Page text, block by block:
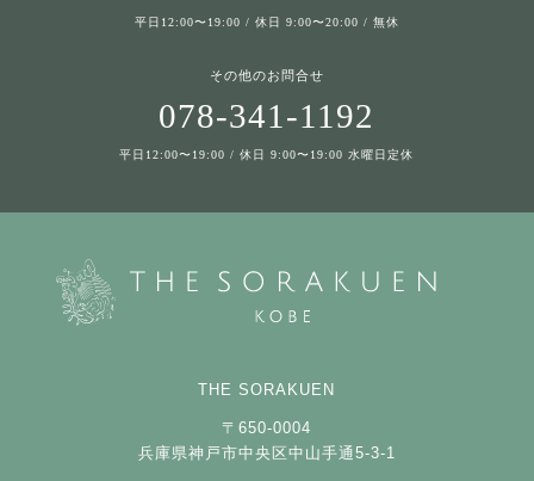
平日12:00〜19:00 / 休日 9:00〜20:00 / 無休
その他のお問合せ
078-341-1192
平日12:00〜19:00 / 休日 9:00〜19:00 水曜日定休
THE SORAKUEN
〒650-0004
兵庫県神戸市中央区中山手通5-3-1